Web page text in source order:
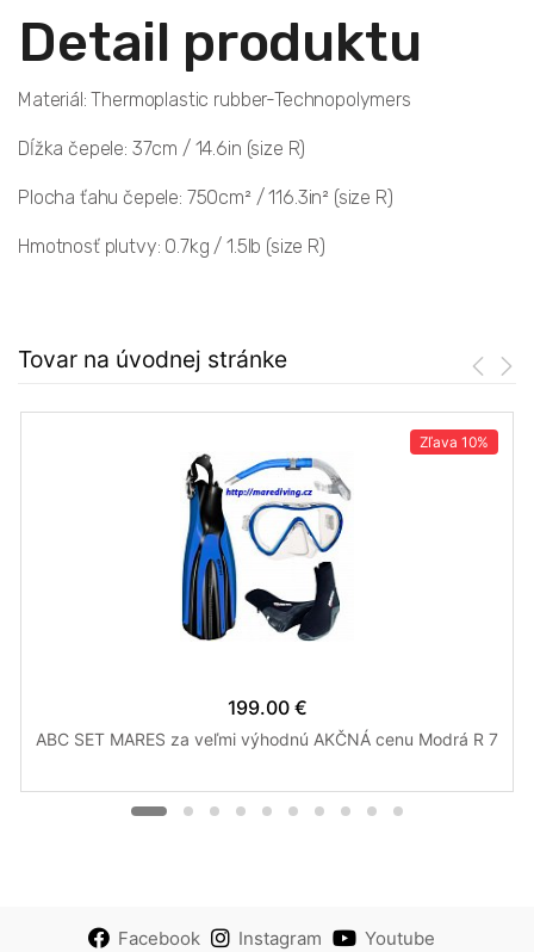
Detail produktu
Materiál: Thermoplastic rubber-Technopolymers
Dĺžka čepele: 37cm / 14.6in (size R)
Plocha ťahu čepele: 750cm² / 116.3in² (size R)
Hmotnosť plutvy: 0.7kg / 1.5lb (size R)
Tovar na úvodnej stránke
Zľava 10%
199.00 €
ABC SET MARES za veľmi výhodnú AKČNÁ cenu Modrá R 7
Facebook Instagram Youtube